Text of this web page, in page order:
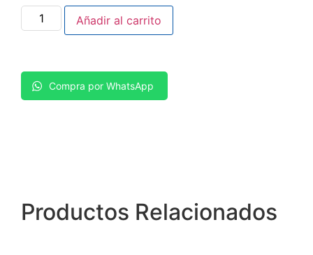
Añadir al carrito
Compra por WhatsApp
Productos Relacionados